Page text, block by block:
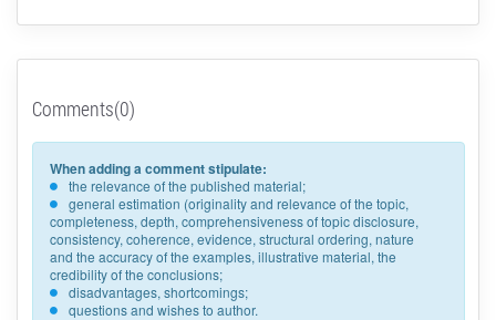
Comments(0)
When adding a comment stipulate:
the relevance of the published material;
general estimation (originality and relevance of the topic,
completeness, depth, comprehensiveness of topic disclosure,
consistency, coherence, evidence, structural ordering, nature
and the accuracy of the examples, illustrative material, the
credibility of the conclusions;
disadvantages, shortcomings;
questions and wishes to author.